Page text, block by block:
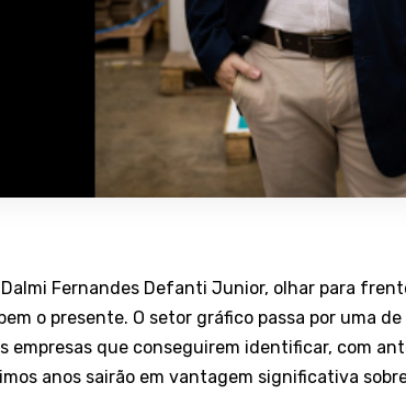
Fernandes Defanti Junior, olhar para
o presente. O setor gráfico passa por uma
empresas que conseguirem identificar, com
anos sairão em vantagem significativa